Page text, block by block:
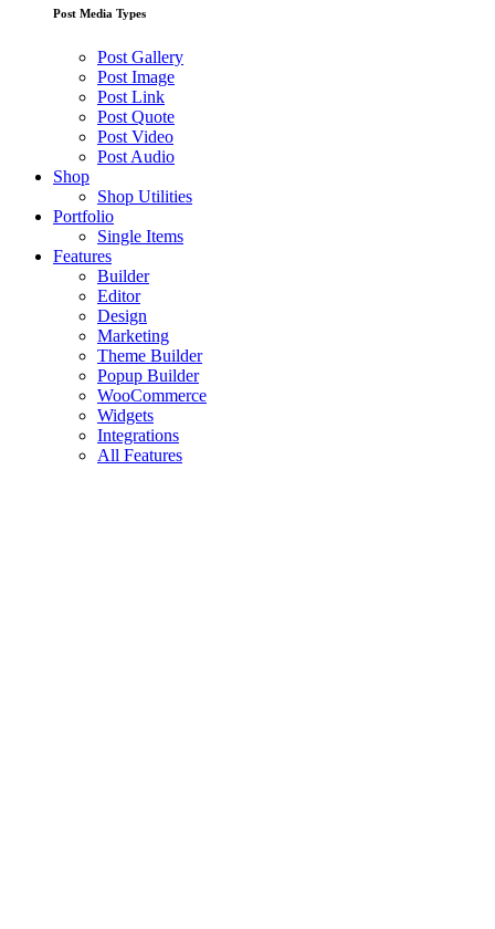
Post Media Types
Post Gallery
Post Image
Post Link
Post Quote
Post Video
Post Audio
Shop
Shop Utilities
Portfolio
Single Items
Features
Builder
Editor
Design
Marketing
Theme Builder
Popup Builder
WooCommerce
Widgets
Integrations
All Features